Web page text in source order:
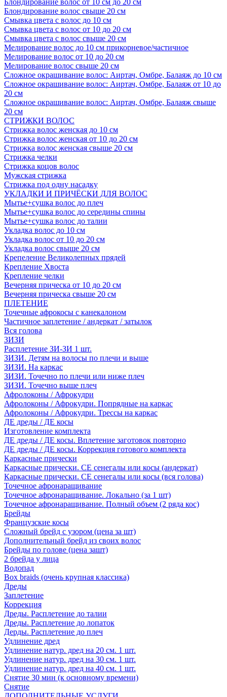
Блондирование волос от 10 см до 20 см
Блондирование волос свыше 20 см
Смывка цвета с волос до 10 см
Смывка цвета с волос от 10 до 20 см
Смывка цвета с волос свыше 20 см
Мелирование волос до 10 см прикорневое/частичное
Мелирование волос от 10 до 20 см
Мелирование волос свыше 20 см
Сложное окрашивание волос: Аиртач, Омбре, Балаяж до 10 см
Сложное окрашивание волос: Аиртач, Омбре, Балаяж от 10 до
20 см
Сложное окрашивание волос: Аиртач, Омбре, Балаяж свыше
20 см
СТРИЖКИ ВОЛОС
Стрижка волос женская до 10 см
Стрижка волос женская от 10 до 20 см
Стрижка волос женская свыше 20 см
Стрижка челки
Стрижка коцов волос
Мужская стрижка
Стрижка под одну насадку
УКЛАДКИ И ПРИЧЁСКИ ДЛЯ ВОЛОС
Мытье+сушка волос до плеч
Мытье+сушка волос до середины спины
Мытье+сушка волос до талии
Укладка волос до 10 см
Укладка волос от 10 до 20 см
Укладка волос свыше 20 см
Крепеление Великолепных прядей
Крепление Хвоста
Крепление челки
Вечерняя прическа от 10 до 20 см
Вечерняя прическа свыше 20 см
ПЛЕТЕНИЕ
Точечные афрокосы с канекалоном
Частичное заплетение / андеркат / затылок
Вся голова
ЗИЗИ
Расплетение ЗИ-ЗИ 1 шт.
ЗИЗИ. Детям на волосы по плечи и выше
ЗИЗИ. На каркас
ЗИЗИ. Точечно по плечи или ниже плеч
ЗИЗИ. Точечно выше плеч
Афролоконы / Афрокудри
Афролоконы / Афрокудри. Попрядные на каркас
Афролоконы / Афрокудри. Трессы на каркас
ДЕ дреды / ДЕ косы
Изготовление комплекта
ДЕ дреды / ДЕ косы. Вплетение заготовок повторно
ДЕ дреды / ДЕ косы. Коррекция готового комплекта
Каркасные прически
Каркасные прически. СЕ сенегалы или косы (андеркат)
Каркасные прически. СЕ сенегалы или косы (вся голова)
Точечное афронаращивание
Точечное афронаращивание. Локально (за 1 шт)
Точечное афронаращивание. Полный объем (2 ряда кос)
Брейды
Французские косы
Сложный брейд с узором (цена за шт)
Дополнительный брейд из своих волос
Брейды по голове (цена зашт)
2 брейда у лица
Водопад
Box braids (очень крупная классика)
Дреды
Заплетение
Коррекция
Дреды. Расплетение до талии
Дреды. Расплетение до лопаток
Дерды. Расплетение до плеч
Удлинение дред
Удлинение натур. дред на 20 см. 1 шт.
Удлинение натур. дред на 30 см. 1 шт.
Удлинение натур. дред на 40 см. 1 шт.
Снятие 30 мин (к основному времени)
Снятие